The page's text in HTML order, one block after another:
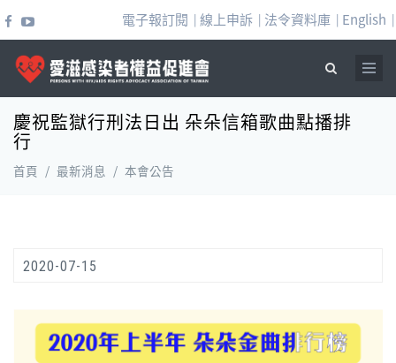
電子報訂閱 | 線上申訴 | 法令資料庫 | English |
搜尋表單
慶祝監獄行刑法日出 朵朵信箱歌曲點播排
行
首頁 / 最新消息 / 本會公告
2020-07-15